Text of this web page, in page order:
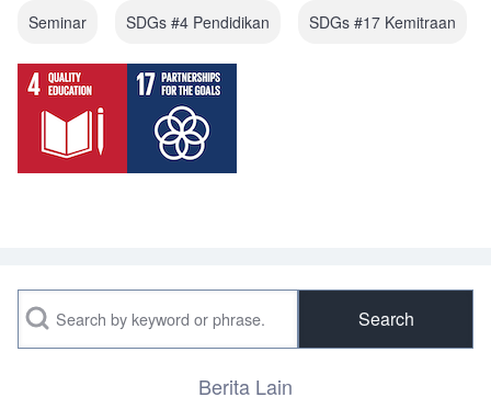
Seminar SDGs #4 Pendidikan SDGs #17 Kemitraan
Search
Berita Lain